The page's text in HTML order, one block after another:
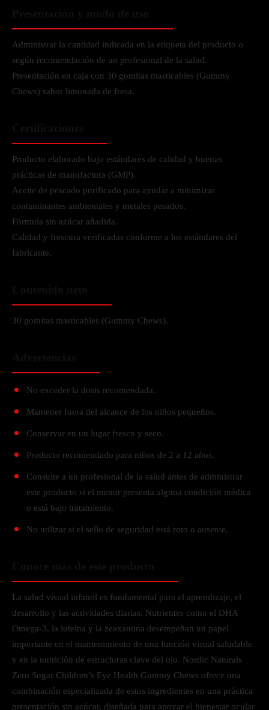
Administrar la cantidad indicada en la etiqueta del producto o
según recomendación de un profesional de la salud.
Presentación en caja con 30 gomitas masticables (Gummy
Chews) sabor limonada de fresa.
Producto elaborado bajo estándares de calidad y buenas
prácticas de manufactura (GMP).
Aceite de pescado purificado para ayudar a minimizar
contaminantes ambientales y metales pesados.
Fórmula sin azúcar añadida.
Calidad y frescura verificadas conforme a los estándares del
fabricante.
30 gomitas masticables (Gummy Chews).
No exceder la dosis recomendada.
Mantener fuera del alcance de los niños pequeños.
Conservar en un lugar fresco y seco.
Producto recomendado para niños de 2 a 12 años.
Consulte a un profesional de la salud antes de administrar
este producto si el menor presenta alguna condición médica
o está bajo tratamiento.
No utilizar si el sello de seguridad está roto o ausente.
La salud visual infantil es fundamental para el aprendizaje, el
desarrollo y las actividades diarias. Nutrientes como el DHA
Omega-3, la luteína y la zeaxantina desempeñan un papel
importante en el mantenimiento de una función visual saludable
y en la nutrición de estructuras clave del ojo. Nordic Naturals
Zero Sugar Children’s Eye Health Gummy Chews ofrece una
combinación especializada de estos ingredientes en una práctica
presentación sin azúcar, diseñada para apoyar el bienestar ocular